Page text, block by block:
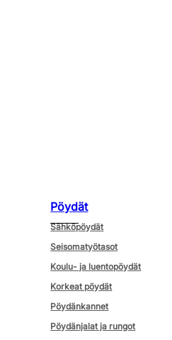
Pöydät
Sähköpöydät
Seisomatyötasot
Koulu- ja luentopöydät
Korkeat pöydät
Pöydänkannet
Pöydänjalat ja rungot